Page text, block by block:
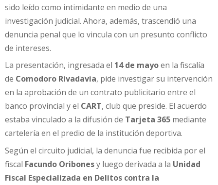
sido leído como intimidante en medio de una
investigación judicial. Ahora, además, trascendió una
denuncia penal que lo vincula con un presunto conflicto
de intereses.
La presentación, ingresada el 14 de mayoen la fiscalía
de Comodoro Rivadavia, pide investigar su intervención
en la aprobación de un contrato publicitario entre el
banco provincial y el CART, club que preside. El acuerdo
estaba vinculado a la difusión de Tarjeta 365 mediante
cartelería en el predio de la institución deportiva.
Según el circuito judicial, la denuncia fue recibida por el
fiscal Facundo Oribonesy luego derivada a la Unidad
Fiscal Especializada en Delitos contra la